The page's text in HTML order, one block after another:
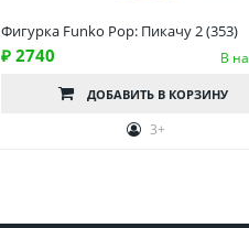
Фигурка Funko Pop: Пикачу 2 (353)
₽ 2740 В
ДОБАВИТЬ В КОРЗИНУ
3+